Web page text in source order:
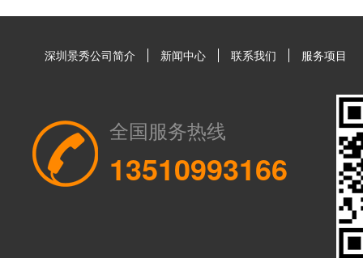
深圳景秀公司简介 新闻中心 联系我们 服务项目
全国服务热线
13510993166